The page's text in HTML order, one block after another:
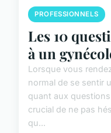
PROFESSIONNELS
Les 10
à un
Lorsque vous
normal de se sentir
quant aux
crucial de ne pas
qu...